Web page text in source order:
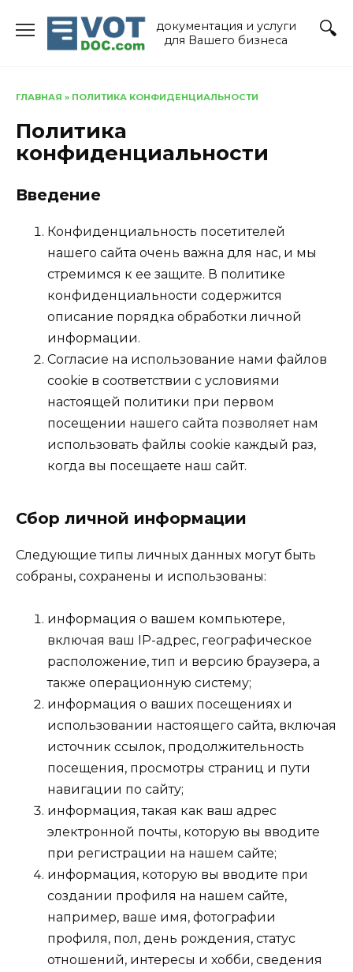
содержанию
документация и услуги
для Вашего бизнеса
ГЛАВНАЯ » ПОЛИТИКА КОНФИДЕНЦИАЛЬНОСТИ
Политика
конфиденциальности
Введение
Конфиденциальность посетителей
нашего сайта очень важна для нас, и мы
стремимся к ее защите. В политике
конфиденциальности содержится
описание порядка обработки личной
информации.
Согласие на использование нами файлов
cookie в соответствии с условиями
настоящей политики при первом
посещении нашего сайта позволяет нам
использовать файлы cookie каждый раз,
когда вы посещаете наш сайт.
Сбор личной информации
Следующие типы личных данных могут быть
собраны, сохранены и использованы:
информация о вашем компьютере,
включая ваш IP-адрес, географическое
расположение, тип и версию браузера, а
также операционную систему;
информация о ваших посещениях и
использовании настоящего сайта, включая
источник ссылок, продолжительность
посещения, просмотры страниц и пути
навигации по сайту;
информация, такая как ваш адрес
электронной почты, которую вы вводите
при регистрации на нашем сайте;
информация, которую вы вводите при
создании профиля на нашем сайте,
например, ваше имя, фотографии
профиля, пол, день рождения, статус
отношений, интересы и хобби, сведения